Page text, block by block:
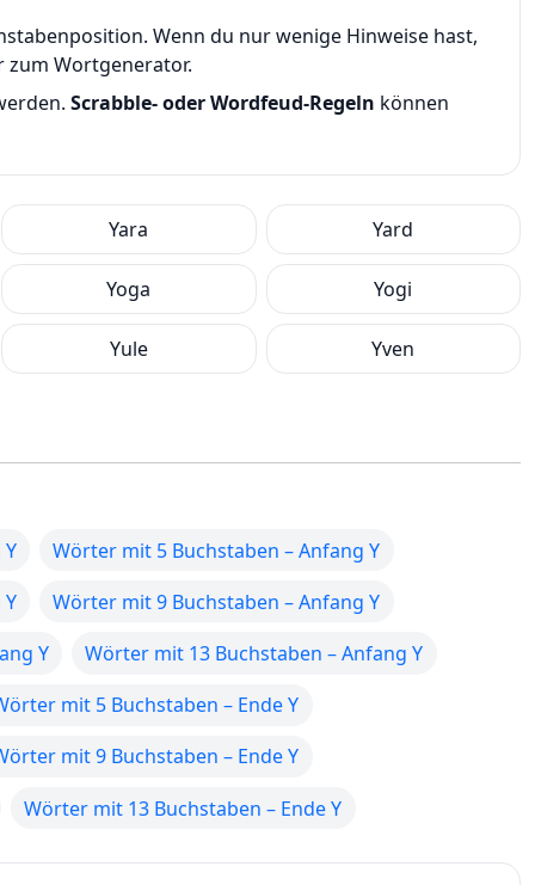
Wenn du nur wenige Hinweise hast,
zum Wortgenerator.
Scrabble- oder Wordfeud-Regeln können
Yara Yard
Yoga Yogi
Yule Yven
Wörter mit 5 Buchstaben – Anfang Y
Wörter mit 9 Buchstaben – Anfang Y
Y
Wörter mit 13 Buchstaben – Anfang Y
mit 5 Buchstaben – Ende Y
mit 9 Buchstaben – Ende Y
Wörter mit 13 Buchstaben – Ende Y